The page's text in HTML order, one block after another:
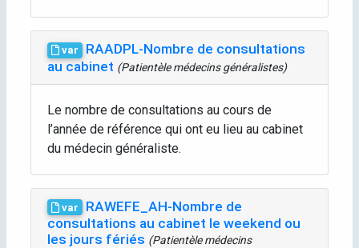
var
RAADPL-Nombre de consultations
au cabinet (Patientèle médecins généralistes)
Le nombre de consultations au cours de
l’année de référence qui ont eu lieu au cabinet
du médecin généraliste.
var
RAWEFE_AH-Nombre de
consultations au cabinet le weekend ou
les jours fériés (Patientèle médecins